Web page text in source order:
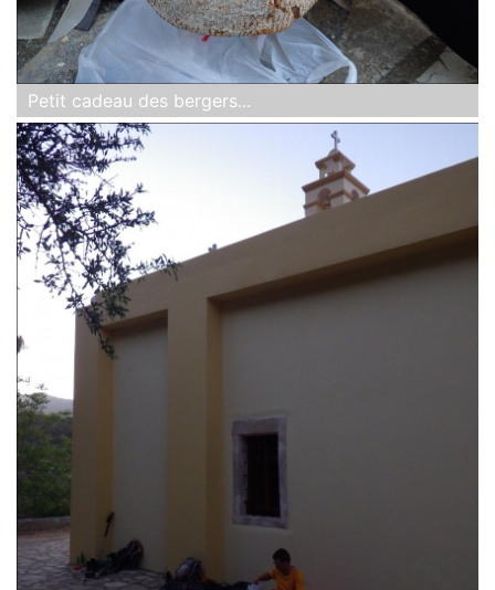
Petit cadeau des bergers...